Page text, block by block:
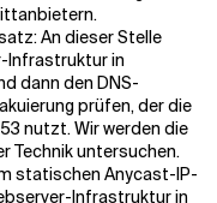
An dieser Stelle
Infrastruktur in
dann den DNS-
prüfen, der die
nutzt. Wir werden die
Technik untersuchen.
statischen Anycast-IP-
Infrastruktur in